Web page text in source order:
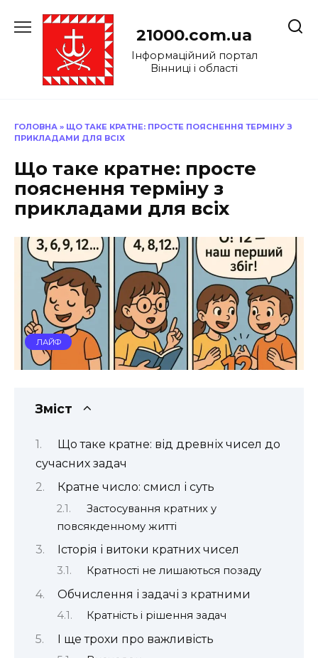
до
21000.com.ua
Інформаційний портал
Вінниці і області
ГОЛОВНА » ЩО ТАКЕ КРАТНЕ: ПРОСТЕ ПОЯСНЕННЯ ТЕРМІНУ З
ПРИКЛАДАМИ ДЛЯ ВСІХ
Що таке кратне: просте
пояснення терміну з
прикладами для всіх
ЛАЙФ
Зміст
Що таке кратне: від древніх чисел до
сучасних задач
Кратне число: смисл і суть
Застосування кратних у
повсякденному житті
Історія і витоки кратних чисел
Кратності не лишаються позаду
Обчислення і задачі з кратними
Кратність і рішення задач
І ще трохи про важливість